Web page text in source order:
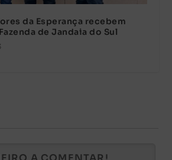
da Esperança recebem
de Jandaia do Sul